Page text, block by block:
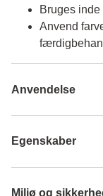
Bruges
Anvend
Anvendelse
Egenskaber
Miljø og